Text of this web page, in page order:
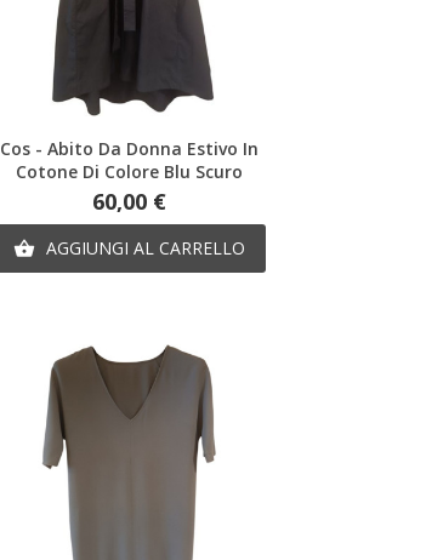
Anteprima
Cos - Abito Da Donna Estivo In
Cotone Di Colore Blu Scuro
Prezzo
60,00 €
 AGGIUNGI AL CARRELLO